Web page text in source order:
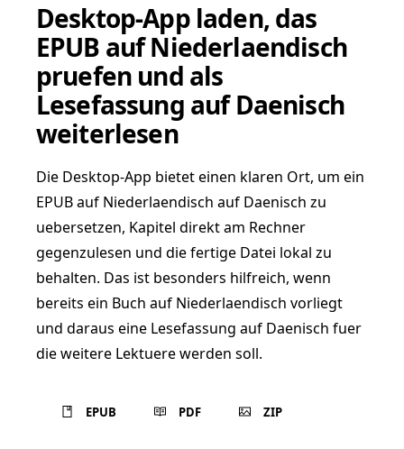
Desktop-App laden, das
EPUB auf Niederlaendisch
pruefen und als
Lesefassung auf Daenisch
weiterlesen
Die Desktop-App bietet einen klaren Ort, um ein
EPUB auf Niederlaendisch auf Daenisch zu
uebersetzen, Kapitel direkt am Rechner
gegenzulesen und die fertige Datei lokal zu
behalten. Das ist besonders hilfreich, wenn
bereits ein Buch auf Niederlaendisch vorliegt
und daraus eine Lesefassung auf Daenisch fuer
die weitere Lektuere werden soll.
EPUB PDF ZIP